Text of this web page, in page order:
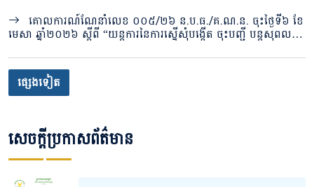
មេសា ឆ្នាំ២០២៦ ស្តីពី “យន្តការនៃការស្នើសុំបង្កើត ចុះបញ្ជី បន្តសុពល
ភាពវិញ្ញាបនបត្រ ផ្លាស់ប្តូរ និងបញ្ចប់បរធនបាលកិច្ចសេវារក្សាសុវត្ថិភាព ឬ
សេវារក្សាទុក តាមប្រព័ន្ធចុះបញ្ជីបរធនបាលកិច្ចរបស់និយ័តករបរធនបាល
កិច្ច”ផ្សេងទៀត
សេចក្តីប្រកាសព័ត៌មាន